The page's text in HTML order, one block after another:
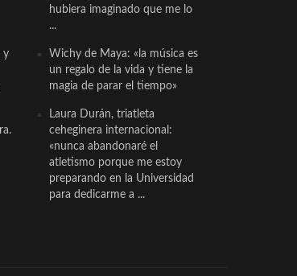
y
hubiera imaginado que me lo
...
Wichy de Maya: «la música es
un regalo de la vida y tiene la
magia de parar el tiempo»
Laura Durán, triatleta
ceheginera internacional:
«nunca abandonaré el
atletismo porque me estoy
preparando en la Universidad
para dedicarme a ...